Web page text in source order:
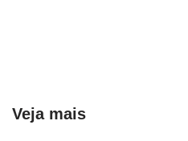
Veja mais